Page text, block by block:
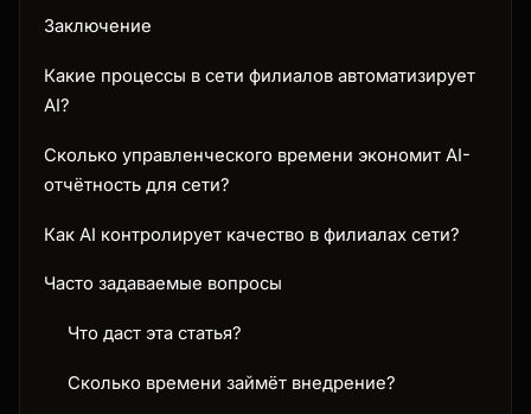
Заключение
Какие процессы в сети филиалов автоматизирует
AI?
Сколько управленческого времени экономит AI-
отчётность для сети?
Как AI контролирует качество в филиалах сети?
Часто задаваемые вопросы
Что даст эта статья?
Сколько времени займёт внедрение?